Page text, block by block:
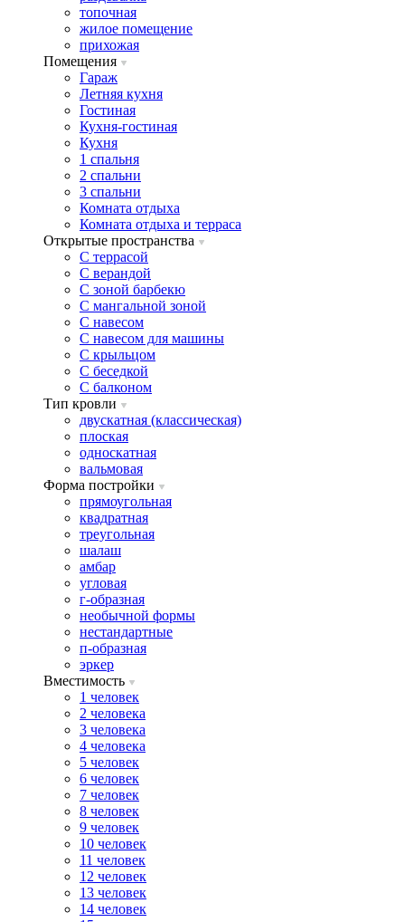
топочная
жилое помещение
прихожая
Помещения
Гараж
Летняя кухня
Гостиная
Кухня-гостиная
Кухня
1 спальня
2 спальни
3 спальни
Комната отдыха
Комната отдыxа и терраса
Открытые пространства
C террасой
C верандой
C зоной барбекю
C мангальной зоной
C навесом
C навесом для машины
C крыльцом
C беседкой
C балконом
Тип кровли
двускатная (классическая)
плоская
односкатная
вальмовая
Форма постройки
прямоугольная
квадратная
треугольная
шалаш
амбар
угловая
г-образная
необычной формы
нестандартные
п-образная
эркер
Вместимость
1 человек
2 человека
3 человека
4 человека
5 человек
6 человек
7 человек
8 человек
9 человек
10 человек
11 человек
12 человек
13 человек
14 человек